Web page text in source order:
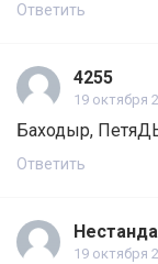
Ответить
4255
19 октября
Баходыр,
Ответить
19 октября